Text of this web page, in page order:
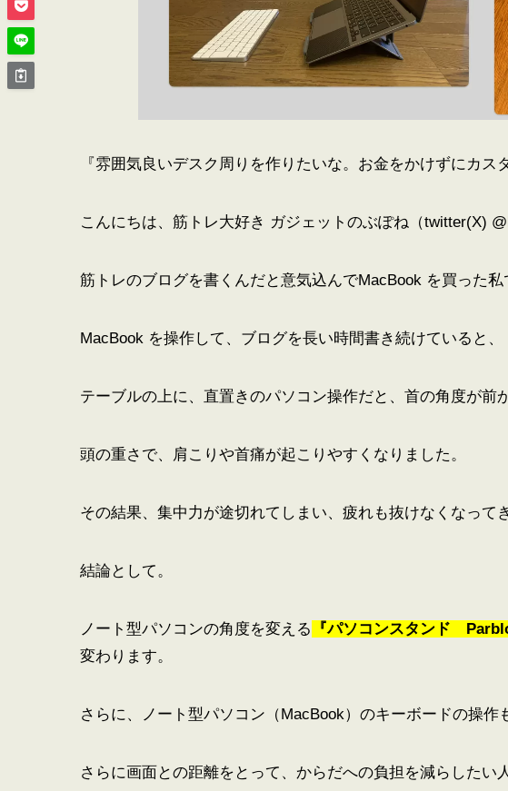
『雰囲気良いデスク周りを作りたいな。お金をかけずにカス
こんにちは、筋トレ大好き ガジェットのぶぽね（twitter(X)
筋トレのブログを書くんだと意気込んでMacBook を買った私
MacBook を操作して、ブログを長い時間書き続けていると、
テーブルの上に、直置きのパソコン操作だと、首の角度が前
頭の重さで、肩こりや首痛が起こりやすくなりました。
その結果、集中力が途切れてしまい、疲れも抜けなくなって
結論として。
ノート型パソコンの角度を変える 『パソコンスタンド
変わります。
さらに、ノート型パソコン（MacBook）のキーボードの操作
さらに画面との距離をとって、からだへの負担を減らした